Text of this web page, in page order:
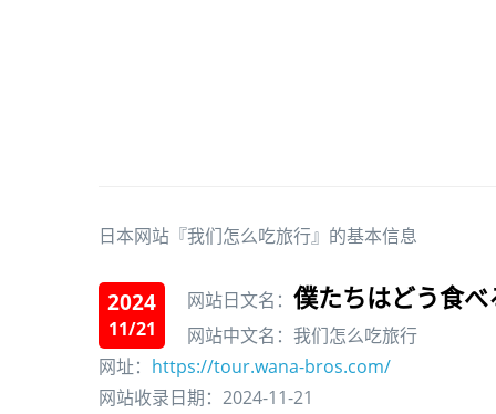
日本网站『我们怎么吃旅行』的基本信息
2024
11/21
网站日文名：僕たちはどう食べ
网站中文名：我们怎么吃旅行
网址： https://tour.wana-bros.com/
网站收录日期：2024-11-21